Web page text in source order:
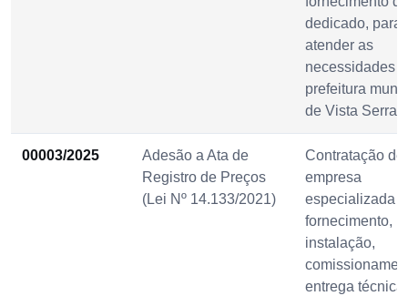
dedicado, para
atender as
necessidades
prefeitura
de Vista
00003/2025
Adesão a Ata de
Registro de Preços
(Lei Nº 14.133/2021)
Contratação de
empresa
especializada
fornecimento,
instalação,
entrega técnica